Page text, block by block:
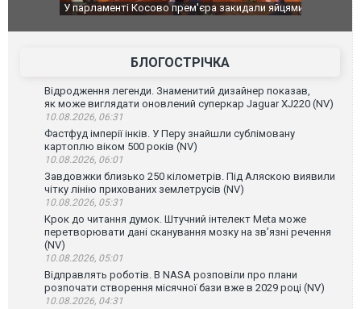
У парламенті Косово прем'єра закидали яйцями
Приїхав
до
зіркового
БЛОГОСТРІЧКА
Відродження легенди. Знаменитий дизайнер показав,
як може виглядати оновлений суперкар Jaguar XJ220 (NV)
10.08.2026, 06:31
Фастфуд імперії інків. У Перу знайшли сублімовану
картоплю віком 500 років (NV)
10.08.2026, 06:01
Завдовжки близько 250 кілометрів. Під Аляскою виявили
чітку лінію прихованих землетрусів (NV)
10.08.2026, 05:31
Крок до читання думок. Штучний інтелект Meta може
перетворювати дані сканування мозку на зв’язні речення
(NV)
10.08.2026, 05:01
Відправлять роботів. В NASA розповіли про плани
розпочати створення місячної бази вже в 2029 році (NV)
10.08.2026, 04:31